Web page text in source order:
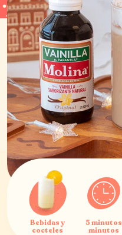
Bebidas y
cocteles
5 minutos
minutos